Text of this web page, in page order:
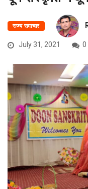
राज्य समाचार
July 31, 2021 0